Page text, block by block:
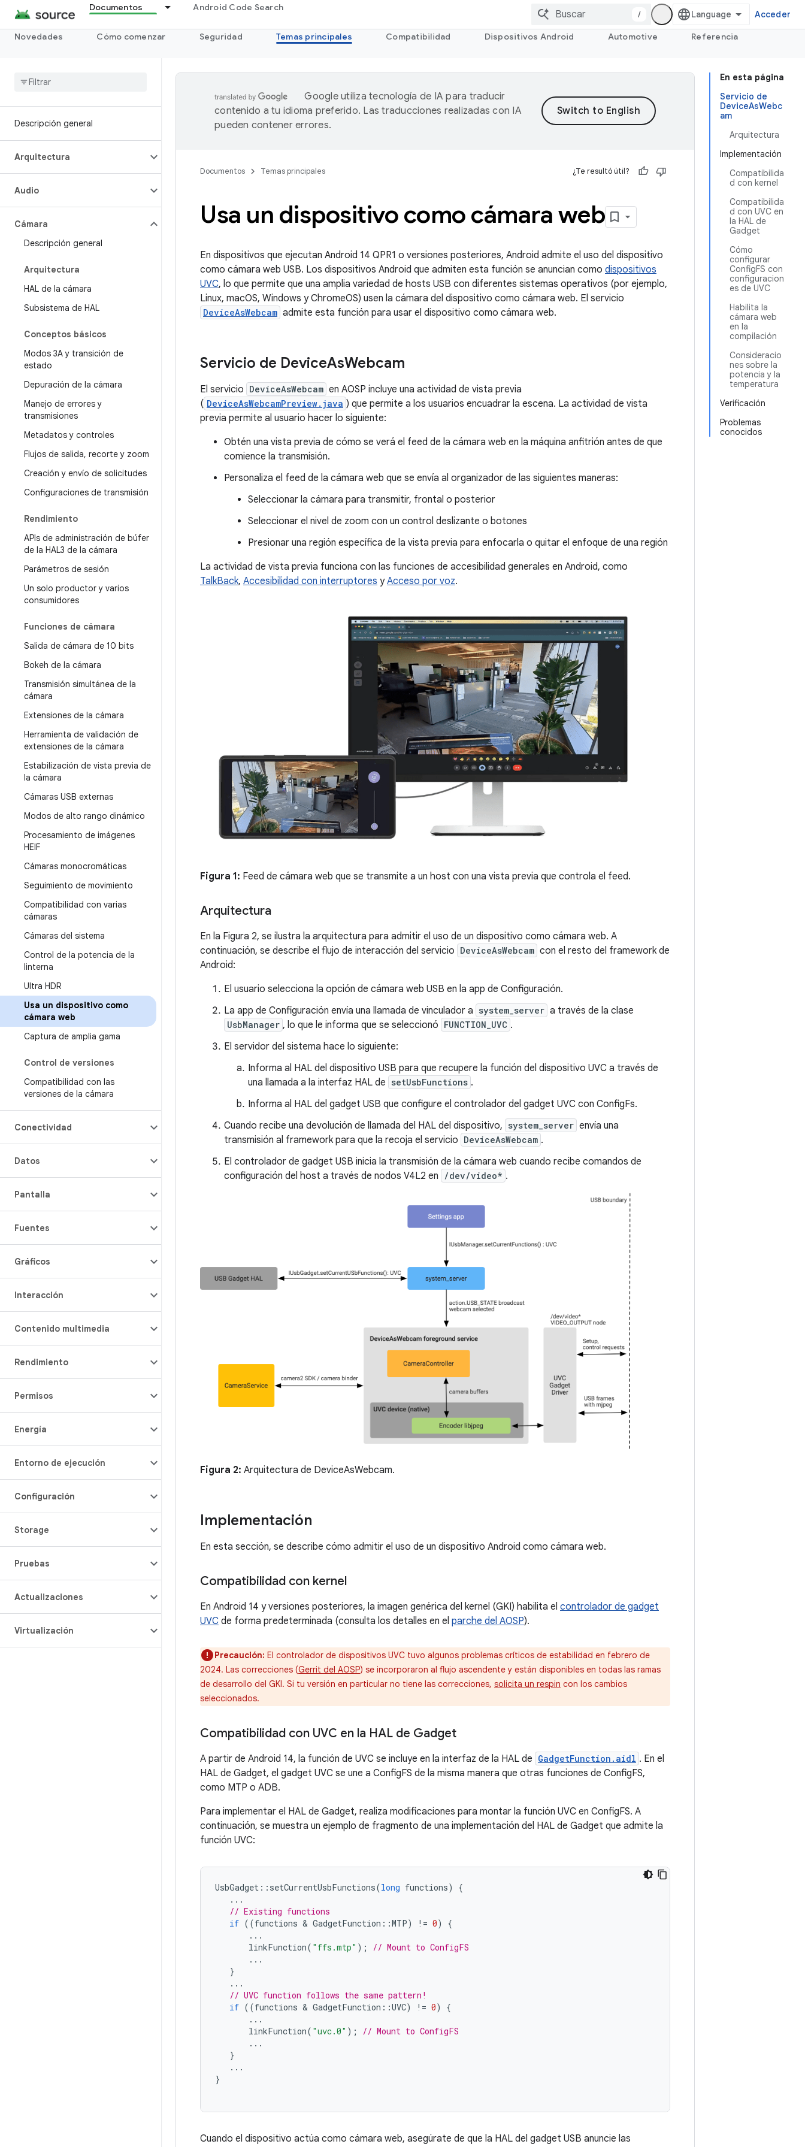
Documentos Android Code Search
/ Acceder
Novedades Cómo comenzar Seguridad Temas principales Compatibilidad Dispositivos Android Automotive Referencia
Descripción general
Arquitectura
Audio
Cámara
Descripción general
Arquitectura
HAL de la cámara
Subsistema de HAL
Conceptos básicos
Modos 3A y transición de
estado
Depuración de la cámara
Manejo de errores y
transmisiones
Metadatos y controles
Flujos de salida, recorte y zoom
Creación y envío de solicitudes
Configuraciones de transmisión
Rendimiento
APIs de administración de búfer
de la HAL3 de la cámara
Parámetros de sesión
Un solo productor y varios
consumidores
Funciones de cámara
Salida de cámara de 10 bits
Bokeh de la cámara
Transmisión simultánea de la
cámara
Extensiones de la cámara
Herramienta de validación de
extensiones de la cámara
Estabilización de vista previa de
la cámara
Cámaras USB externas
Modos de alto rango dinámico
Procesamiento de imágenes
HEIF
Cámaras monocromáticas
Seguimiento de movimiento
Compatibilidad con varias
cámaras
Cámaras del sistema
Control de la potencia de la
linterna
Ultra HDR
Usa un dispositivo como
cámara web
Captura de amplia gama
Control de versiones
Compatibilidad con las
versiones de la cámara
Conectividad
Datos
Pantalla
Fuentes
Gráficos
Interacción
Contenido multimedia
Rendimiento
Permisos
Energía
Entorno de ejecución
Configuración
Storage
Pruebas
Actualizaciones
Virtualización
En esta página
Servicio de
DeviceAsWebc
am
Arquitectura
Implementación
Compatibilida
d con kernel
Compatibilida
d con UVC en
la HAL de
Gadget
Cómo
configurar
ConfigFS con
configuracion
es de UVC
Habilita la
cámara web
en la
compilación
Consideracio
nes sobre la
potencia y la
temperatura
Verificación
Problemas
conocidos
Google utiliza tecnología de IA para traducir
contenido a tu idioma preferido. Las traducciones realizadas con IA
pueden contener errores.
Documentos Temas principales ¿Te resultó útil?
Usa un dispositivo como cámara web
En dispositivos que ejecutan Android 14 QPR1 o versiones posteriores, Android admite el uso del dispositivo
como cámara web USB. Los dispositivos Android que admiten esta función se anuncian como dispositivos
UVC, lo que permite que una amplia variedad de hosts USB con diferentes sistemas operativos (por ejemplo,
Linux, macOS, Windows y ChromeOS) usen la cámara del dispositivo como cámara web. El servicio
DeviceAsWebcam admite esta función para usar el dispositivo como cámara web.
Servicio de DeviceAsWebcam
El servicio DeviceAsWebcam en AOSP incluye una actividad de vista previa
( DeviceAsWebcamPreview.java ) que permite a los usuarios encuadrar la escena. La actividad de vista
previa permite al usuario hacer lo siguiente:
Obtén una vista previa de cómo se verá el feed de la cámara web en la máquina anfitrión antes de que
comience la transmisión.
Personaliza el feed de la cámara web que se envía al organizador de las siguientes maneras:
Seleccionar la cámara para transmitir, frontal o posterior
Seleccionar el nivel de zoom con un control deslizante o botones
Presionar una región específica de la vista previa para enfocarla o quitar el enfoque de una región
La actividad de vista previa funciona con las funciones de accesibilidad generales en Android, como
TalkBack, Accesibilidad con interruptores yAcceso por voz.
Figura 1: Feed de cámara web que se transmite a un host con una vista previa que controla el feed.
Arquitectura
En la Figura 2, se ilustra la arquitectura para admitir el uso de un dispositivo como cámara web. A
continuación, se describe el flujo de interacción del servicio DeviceAsWebcam con el resto del framework de
Android:
El usuario selecciona la opción de cámara web USB en la app de Configuración.
La app de Configuración envía una llamada de vinculador a system_server a través de la clase
UsbManager , lo que le informa que se seleccionó FUNCTION_UVC .
El servidor del sistema hace lo siguiente:
Informa al HAL del dispositivo USB para que recupere la función del dispositivo UVC a través de
una llamada a la interfaz HAL de setUsbFunctions .
Informa al HAL del gadget USB que configure el controlador del gadget UVC con ConfigFs.
Cuando recibe una devolución de llamada del HAL del dispositivo, system_server envía una
transmisión al framework para que la recoja el servicio DeviceAsWebcam .
El controlador de gadget USB inicia la transmisión de la cámara web cuando recibe comandos de
configuración del host a través de nodos V4L2 en
/dev/video* .
Figura 2: Arquitectura de DeviceAsWebcam.
Implementación
En esta sección, se describe cómo admitir el uso de un dispositivo Android como cámara web.
Compatibilidad con kernel
En Android 14 y versiones posteriores, la imagen genérica del kernel (GKI) habilita el controlador de gadget
UVC de forma predeterminada (consulta los detalles en el parche del AOSP).
Precaución: El controlador de dispositivos UVC tuvo algunos problemas críticos de estabilidad en febrero de
2024. Las correcciones (Gerrit del AOSP) se incorporaron al flujo ascendente y están disponibles en todas las ramas
de desarrollo del GKI. Si tu versión en particular no tiene las correcciones, solicita un respin con los cambios
seleccionados.
Compatibilidad con UVC en la HAL de Gadget
A partir de Android 14, la función de UVC se incluye en la interfaz de la HAL de GadgetFunction.aidl . En el
HAL de Gadget, el gadget UVC se une a ConfigFS de la misma manera que otras funciones de ConfigFS,
como MTP o ADB.
Para implementar el HAL de Gadget, realiza modificaciones para montar la función UVC en ConfigFS. A
continuación, se muestra un ejemplo de fragmento de una implementación del HAL de Gadget que admite la
función UVC:
UsbGadget :: setCurrentUsbFunctions(long functions)
{
...
// Existing functions
if ((functions & GadgetFunction ::MTP) != 0)
{
...
linkFunction( "ffs.mtp" );
// Mount to ConfigFS
...
}
...
// UVC function follows the same pattern!
if ((functions & GadgetFunction ::UVC) != 0)
{
...
linkFunction( "uvc.0" );
// Mount to ConfigFS
...
}
...
}
Cuando el dispositivo actúa como cámara web, asegúrate de que la HAL del gadget USB anuncie las